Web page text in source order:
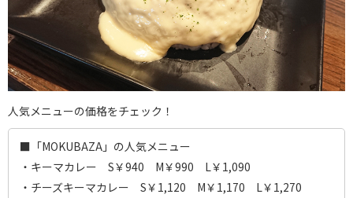
人気メニューの価格をチェック！
■「MOKUBAZA」の人気メニュー
・キーマカレー S￥940 M￥990 L￥1,090
・チーズキーマカレー S￥1,120 M￥1,170 L￥1,270